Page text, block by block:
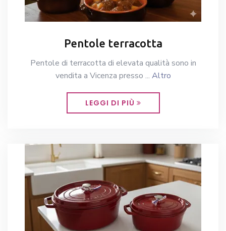
Pentole terracotta
Pentole di terracotta di elevata qualità sono in
vendita a Vicenza presso ... Altro
LEGGI DI PIÙ